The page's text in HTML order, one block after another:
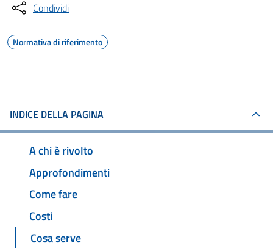
Condividi
Normativa di riferimento
INDICE DELLA PAGINA
A chi è rivolto
Approfondimenti
Come fare
Costi
Cosa serve